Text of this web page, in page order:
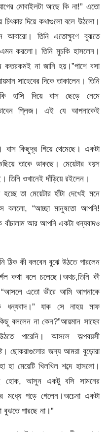
মোবাইলটা আছে কি না!” এতো
চিৎকার দিয়ে কথাগুলো বলে উঠলো।
আবারো। তিনি এতোক্ষুণে বুঝতে
করলো। তিনি মুচকি হাসলেন।
কতরকমই না জানি হয়।”পাশে বসা
সাহেবের দিকে তাকালেন। তিনি
হাসি দিয়ে বাস ছেড়ে নেমে
প্লিজ। এই যে আপনাকেই
বাস কিছুদূর গিয়ে থেমেছে। একটা
তাকে ডাকছে। মেয়েটার বয়স
তিনি ওখানেই দাঁড়িয়ে রইলেন।
তা মেয়েটার হাঁটা দেখেই মনে
বললো, “আচ্ছা মানুষতো আপনি!
আর আপনি একটা ধন্যবাদও
ঠিক কী বলবেন বুঝে উঠতে পারলেন
কথা বলে চলেছে।অথচ,তিনি কী
“আসলে এতো ভীরে আমি আপনাকে
ধন্যবাদ।” যাক সে নাহয় মাফ
বললেন না কেন?”আয়মান সাহেব
পারেনি। আসলে অল্পবয়সী
ছোকরাগুলোর জন্য আমরা বুড়োরা
হা মেয়েটি খিলখিল শব্দে হাসলো।
হোক, আসুন একটু বসি সামনের
মধ্যে পড়ে গেলেন।অচেনা একটা
বুঝতে পারছে না।”